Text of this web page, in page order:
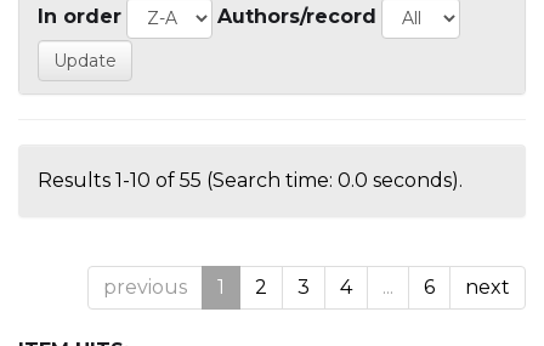
In order Authors/record
Results 1-10 of 55 (Search time: 0.0 seconds).
previous 1 2 3 4 ... 6 next